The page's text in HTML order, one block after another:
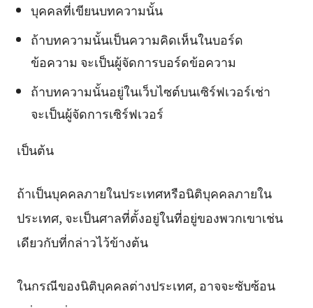
บุคคลที่เขียนบทความนั้น
ถ้าบทความนั้นเป็นความคิดเห็นในบอร์ด
ข้อความ จะเป็นผู้จัดการบอร์ดข้อความ
ถ้าบทความนั้นอยู่ในเว็บไซต์บนเซิร์ฟเวอร์เช่า
จะเป็นผู้จัดการเซิร์ฟเวอร์
เป็นต้น
ถ้าเป็นบุคคลภายในประเทศหรือนิติบุคคลภายใน
ประเทศ, จะเป็นศาลที่ตั้งอยู่ในที่อยู่ของพวกเขาเช่น
เดียวกับที่กล่าวไว้ข้างต้น
ในกรณีของนิติบุคคลต่างประเทศ, อาจจะซับซ้อน